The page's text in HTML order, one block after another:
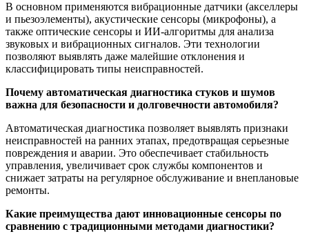
В основном применяются вибрационные датчики (акселлеры
и пьезоэлементы), акустические сенсоры (микрофоны), а
также оптические сенсоры и ИИ-алгоритмы для анализа
звуковых и вибрационных сигналов. Эти технологии
позволяют выявлять даже малейшие отклонения и
классифицировать типы неисправностей.
Почему автоматическая диагностика стуков и шумов
важна для безопасности и долговечности автомобиля?
Автоматическая диагностика позволяет выявлять признаки
неисправностей на ранних этапах, предотвращая серьезные
повреждения и аварии. Это обеспечивает стабильность
управления, увеличивает срок службы компонентов и
снижает затраты на регулярное обслуживание и внеплановые
ремонты.
Какие преимущества дают инновационные сенсоры по
сравнению с традиционными методами диагностики?